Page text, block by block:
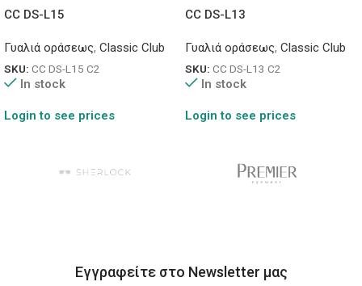
CC DS-L15
Γυαλιά οράσεως, Classic Club
SKU: CC DS-L15 C2
In stock
Login to see prices
CC DS-L13
Γυαλιά οράσεως, Classic Club
SKU: CC DS-L13 C2
In stock
Login to see prices
Εγγραφείτε στο Newsletter μας